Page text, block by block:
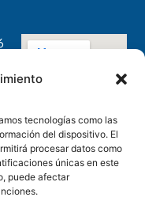
tecnologías como las
del dispositivo. El
procesar datos como
únicas en este
puede afectar